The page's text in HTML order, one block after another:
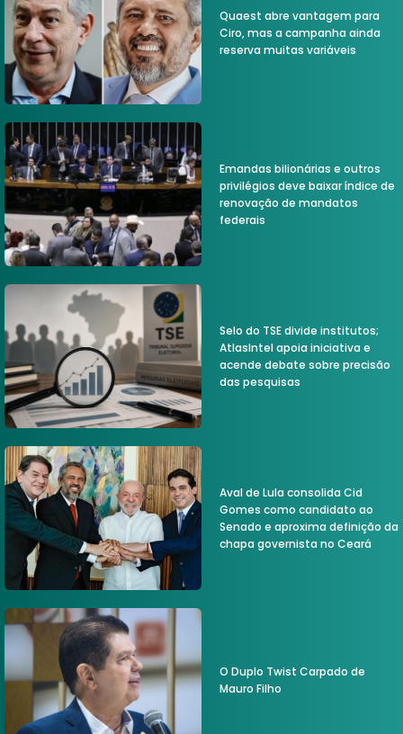
Quaest abre vantagem para
Ciro, mas a campanha ainda
reserva muitas variáveis
Emandas bilionárias e outros
privilégios deve baixar índice de
renovação de mandatos
federais
Selo do TSE divide institutos;
AtlasIntel apoia iniciativa e
acende debate sobre precisão
das pesquisas
Aval de Lula consolida Cid
Gomes como candidato ao
Senado e aproxima definição da
chapa governista no Ceará
O Duplo Twist Carpado de
Mauro Filho